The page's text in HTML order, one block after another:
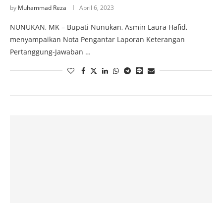
by Muhammad Reza April 6, 2023
NUNUKAN, MK – Bupati Nunukan, Asmin Laura Hafid,
menyampaikan Nota Pengantar Laporan Keterangan
Pertanggung-Jawaban …